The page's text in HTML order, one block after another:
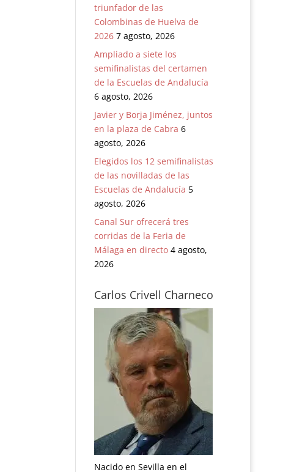
triunfador de las
Colombinas de Huelva de
2026 7 agosto, 2026
Ampliado a siete los
semifinalistas del certamen
de la Escuelas de Andalucía
6 agosto, 2026
Javier y Borja Jiménez, juntos
en la plaza de Cabra 6
agosto, 2026
Elegidos los 12 semifinalistas
de las novilladas de las
Escuelas de Andalucía 5
agosto, 2026
Canal Sur ofrecerá tres
corridas de la Feria de
Málaga en directo 4 agosto,
2026
Carlos Crivell Charneco
Nacido en Sevilla en el